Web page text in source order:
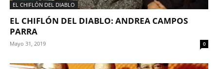
EL CHIFLÓN DEL DIABLO
EL CHIFLÓN DEL DIABLO: ANDREA CAMPOS
PARRA
Mayo 31, 2019 0